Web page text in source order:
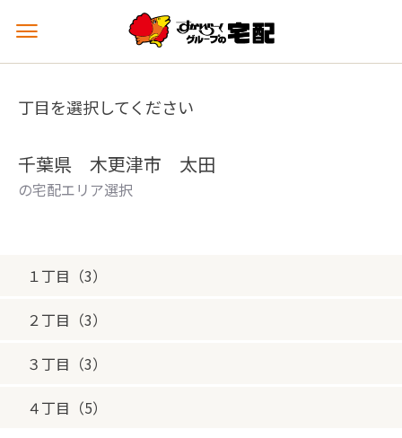
メ
ュ
を
丁目を選択してください
千葉県 木更津市 太田
の宅配エリア選択
１丁目（3）
２丁目（3）
３丁目（3）
４丁目（5）